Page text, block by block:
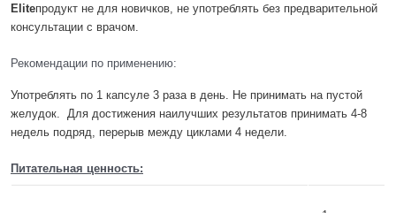
Eliteпродукт не для новичков, не употреблять без предварительной
консультации с врачом.
Рекомендации по применению:
Употреблять по 1 капсуле 3 раза в день. Не принимать на пустой
желудок. Для достижения наилучших результатов принимать 4-8
недель подряд, перерыв между циклами 4 недели.
Питательная ценность: